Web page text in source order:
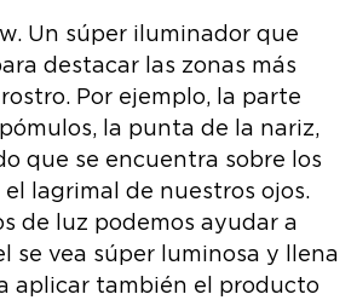
Un súper iluminador que
destacar las zonas más
Por ejemplo, la parte
la punta de la nariz,
que se encuentra sobre los
el lagrimal de nuestros ojos.
de luz podemos ayudar a
se vea súper luminosa y llena
aplicar también el producto